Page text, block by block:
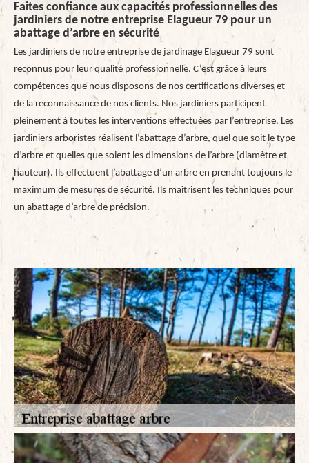
Faites confiance aux capacités professionnelles des
jardiniers de notre entreprise Elagueur 79 pour un
abattage d’arbre en sécurité
Les jardiniers de notre entreprise de jardinage Elagueur 79 sont
reconnus pour leur qualité professionnelle. C’est grâce à leurs
compétences que nous disposons de nos certifications diverses et
de la reconnaissance de nos clients. Nos jardiniers participent
pleinement à toutes les interventions effectuées par l’entreprise. Les
jardiniers arboristes réalisent l’abattage d’arbre, quel que soit le type
d’arbre et quelles que soient les dimensions de l’arbre (diamètre et
hauteur). Ils effectuent l’abattage d’un arbre en prenant toujours le
maximum de mesures de sécurité. Ils maîtrisent les techniques pour
un abattage d’arbre de précision.